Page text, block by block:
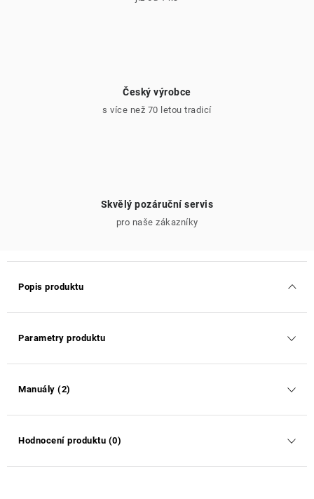
Český výrobce
s více než 70 letou tradicí
Skvělý pozáruční servis
pro naše zákazníky
Popis produktu
Parametry produktu
Manuály (2)
Hodnocení produktu (0)